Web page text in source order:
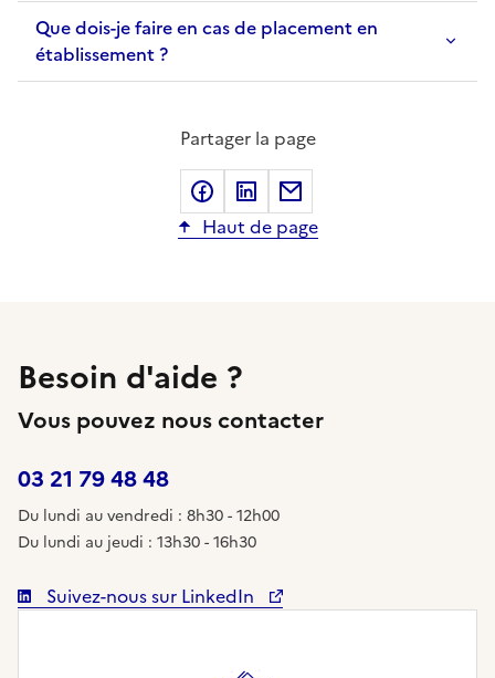
Que dois-je faire en cas de placement en
établissement ?
Partager la page
Partager sur Facebook
Partager sur LinkedIn
Haut de page
Besoin d'aide ?
Vous pouvez nous contacter
03 21 79 48 48
Du lundi au vendredi : 8h30 - 12h00
Du lundi au jeudi : 13h30 - 16h30
Suivez-nous sur LinkedIn